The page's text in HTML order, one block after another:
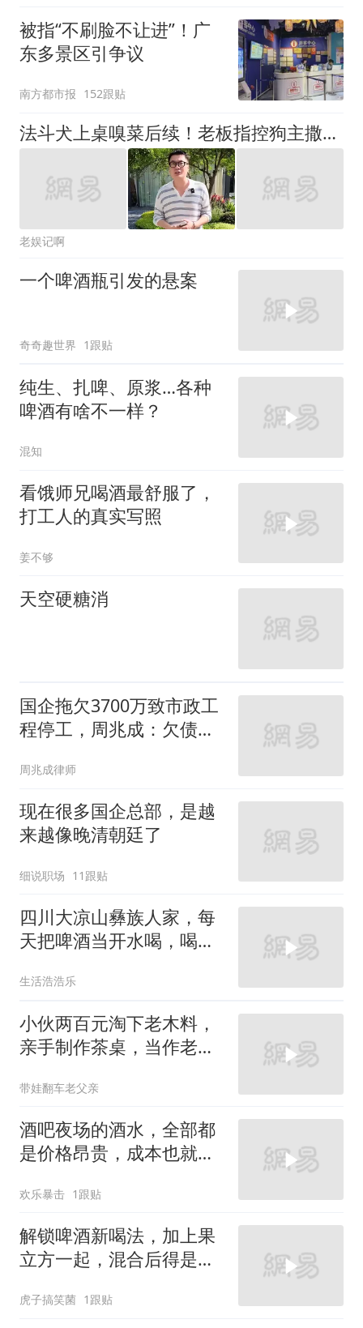
被指“不刷脸不让进”！广
东多景区引争议
南方都市报 152跟贴
法斗犬上桌嗅菜后续！老板指控狗主撒谎：无中生友！追责到底！
老娱记啊
一个啤酒瓶引发的悬案
奇奇趣世界 1跟贴
纯生、扎啤、原浆…各种
啤酒有啥不一样？
混知
看饿师兄喝酒最舒服了，
打工人的真实写照
姜不够
天空硬糖消
国企拖欠3700万致市政工
程停工，周兆成：欠债应
周兆成律师
现在很多国企总部，是越
来越像晚清朝廷了
细说职场 11跟贴
四川大凉山彝族人家，每
天把啤酒当开水喝，喝醉
生活浩浩乐
小伙两百元淘下老木料，
亲手制作茶桌，当作老丈
带娃翻车老父亲
酒吧夜场的酒水，全部都
是价格昂贵，成本也就几
欢乐暴击 1跟贴
解锁啤酒新喝法，加上果
立方一起，混合后得是什
虎子搞笑菌 1跟贴